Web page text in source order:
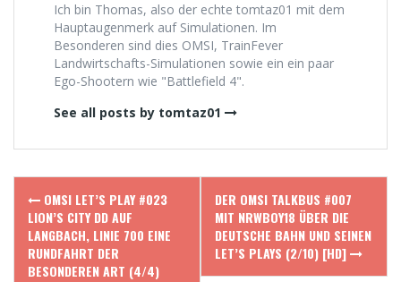
Ich bin Thomas, also der echte tomtaz01 mit dem
Hauptaugenmerk auf Simulationen. Im
Besonderen sind dies OMSI, TrainFever
Landwirtschafts-Simulationen sowie ein ein paar
Ego-Shootern wie "Battlefield 4".
See all posts by tomtaz01
Post
navigation
OMSI LET’S PLAY #023
LION’S CITY DD AUF
LANGBACH, LINIE 700 EINE
RUNDFAHRT DER
BESONDEREN ART (4/4)
DER OMSI TALKBUS #007
MIT NRWBOY18 ÜBER DIE
DEUTSCHE BAHN UND SEINEN
LET’S PLAYS (2/10) [HD]